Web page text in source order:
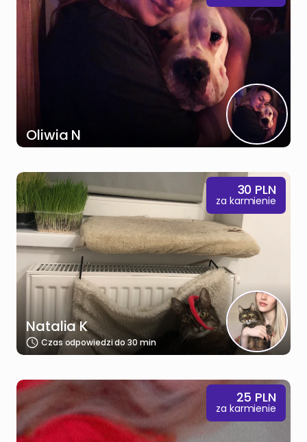
Oliwia N
30 PLN
za karmienie
Natalia K
Czas odpowiedzi do 30 min
25 PLN
za karmienie